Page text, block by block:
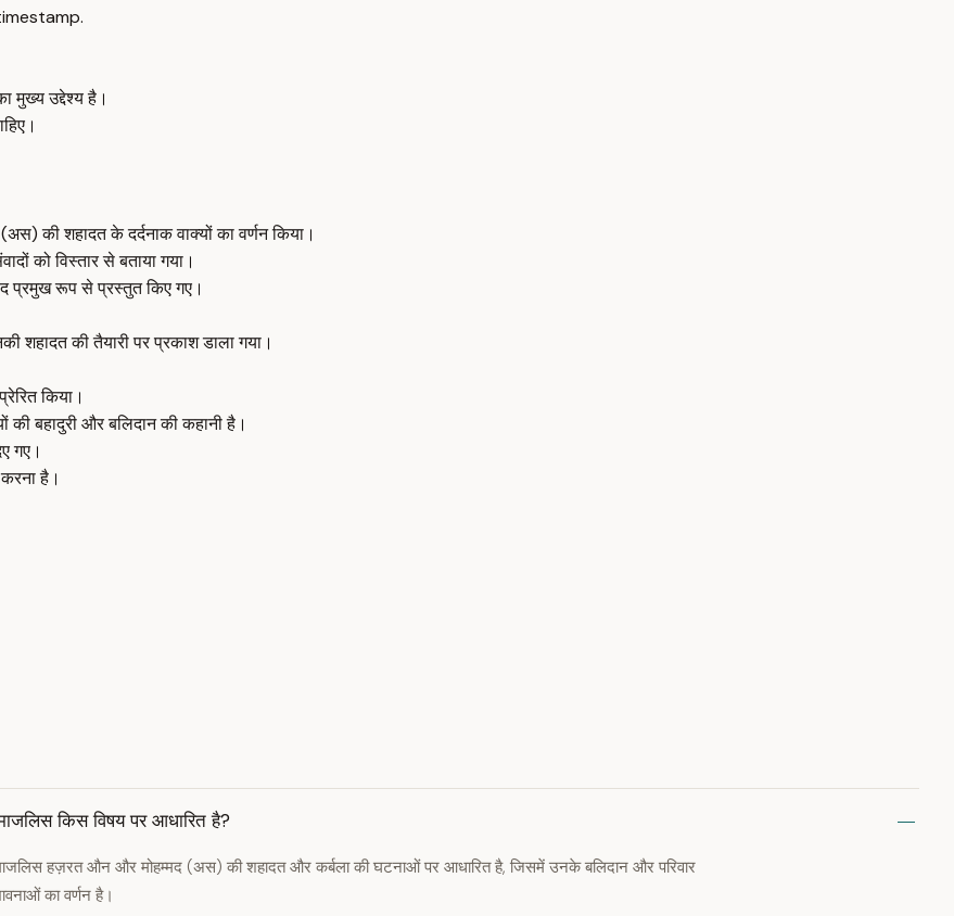
मुख्य उद्देश्य है।
की शहादत के दर्दनाक वाक्यों का वर्णन किया।
को विस्तार से बताया गया।
प्रमुख रूप से प्रस्तुत किए गए।
की तैयारी पर प्रकाश डाला गया।
किया।
की बहादुरी और बलिदान की कहानी है।
गए।
है।
किस विषय पर आधारित है?
हज़रत औन और मोहम्मद (अस) की शहादत और कर्बला की घटनाओं पर आधारित है, जिसमें उनके बलिदान और परिवार
का वर्णन है।